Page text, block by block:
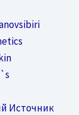
Источник